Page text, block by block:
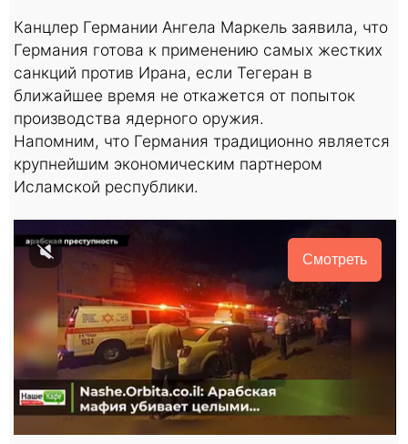
Канцлер Германии Ангела Маркель заявила, что
Германия готова к применению самых жестких
санкций против Ирана, если Тегеран в
ближайшее время не откажется от попыток
производства ядерного оружия.
Напомним, что Германия традиционно является
крупнейшим экономическим партнером
Исламской республики.
Смотреть